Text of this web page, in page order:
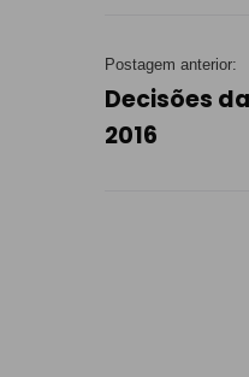
Postagem anterior:
Decisões
2016